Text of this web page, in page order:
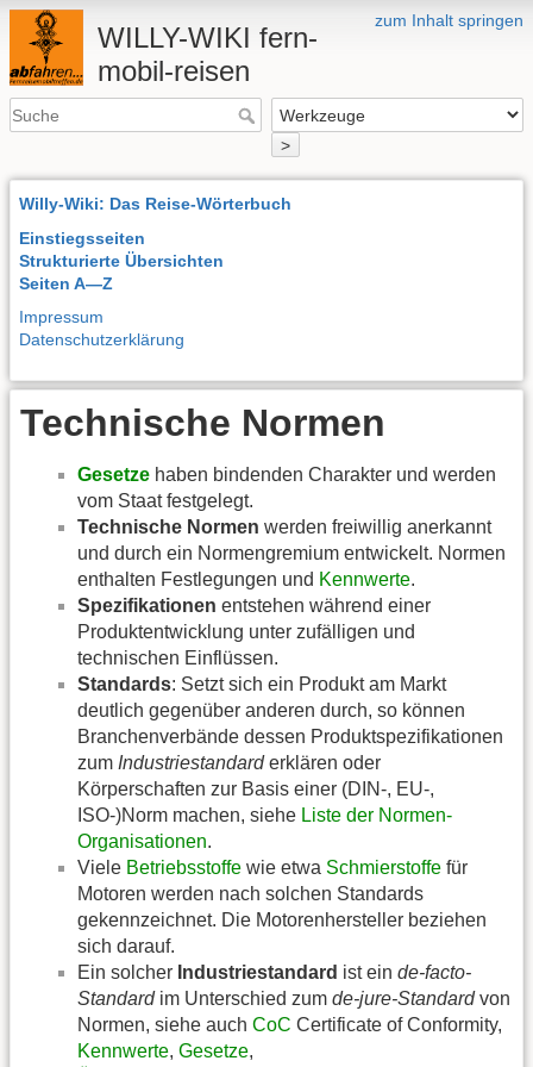
zum Inhalt springen
WILLY-WIKI fern-
mobil-reisen
>
Willy-Wiki: Das Reise-Wörterbuch
Einstiegsseiten
Strukturierte Übersichten
Seiten A—Z
Impressum
Datenschutzerklärung
Technische Normen
Gesetze haben bindenden Charakter und werden
vom Staat festgelegt.
Technische Normen werden freiwillig anerkannt
und durch ein Normengremium entwickelt. Normen
enthalten Festlegungen und Kennwerte.
Spezifikationen entstehen während einer
Produktentwicklung unter zufälligen und
technischen Einflüssen.
Standards: Setzt sich ein Produkt am Markt
deutlich gegenüber anderen durch, so können
Branchenverbände dessen Produktspezifikationen
zum Industriestandarderklären oder
Körperschaften zur Basis einer (DIN-, EU-,
ISO-)Norm machen, siehe Liste der Normen-
Organisationen.
Viele Betriebsstoffe wie etwa Schmierstoffe für
Motoren werden nach solchen Standards
gekennzeichnet. Die Motorenhersteller beziehen
sich darauf.
Ein solcher Industriestandard ist ein de-facto-
Standardim Unterschied zum de-jure-Standardvon
Normen, siehe auch CoC Certificate of Conformity,
Kennwerte, Gesetze,